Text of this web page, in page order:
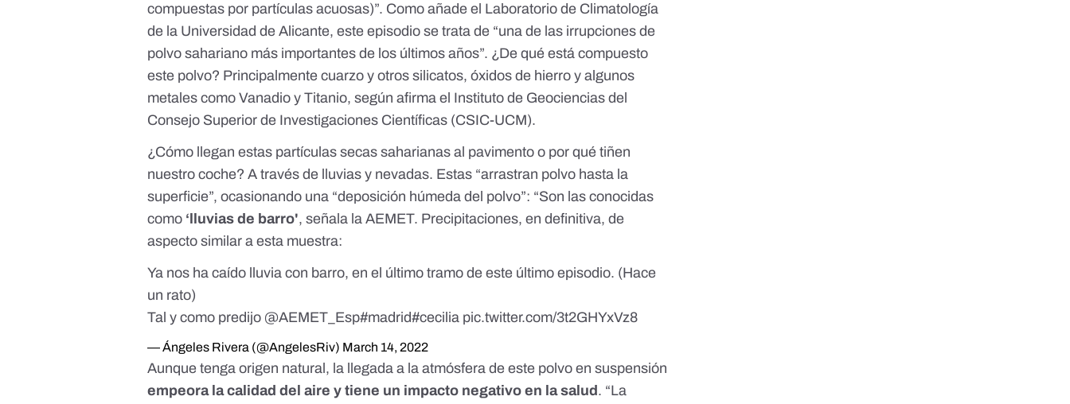
compuestas por partículas acuosas)”. Como añade el Laboratorio de Climatología
de la Universidad de Alicante, este episodio se trata de “una de las irrupciones de
polvo sahariano más importantes de los últimos años”. ¿De qué está compuesto
este polvo? Principalmentecuarzo y otros silicatos, óxidos de hierro y algunos
metales como Vanadio y Titanio, según afirma el Instituto de Geociencias del
Consejo Superior de Investigaciones Científicas (CSIC-UCM).
¿Cómo llegan estas partículas secas saharianas al pavimento o por qué tiñen
nuestro coche? A través de lluvias y nevadas. Estas “arrastran polvo hasta la
superficie”, ocasionando una “deposición húmeda del polvo”: “Son las conocidas
como ‘lluvias de barro', señala la AEMET. Precipitaciones, en definitiva, de
aspecto similar a esta muestra:
Ya nos ha caído lluvia con barro, en el último tramo de este último episodio. (Hace
un rato)
Tal y como predijo @AEMET_Esp#madrid#cecilia pic.twitter.com/3t2GHYxVz8
— Ángeles Rivera (@AngelesRiv) March 14, 2022
Aunque tenga origen natural, la llegada a la atmósfera de este polvo en suspensión
empeora la calidad del aire y tiene un impacto negativo en la salud . “La